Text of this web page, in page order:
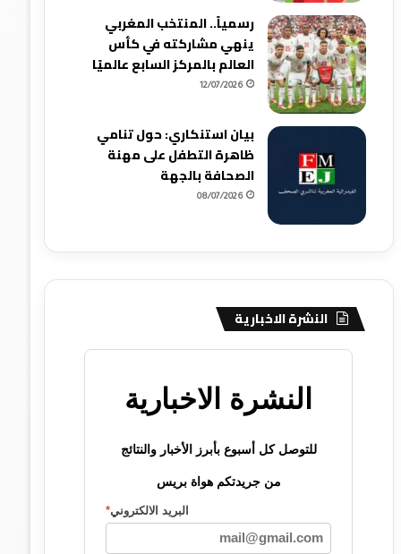
رسمياً.. المنتخب المغربي
ينهي مشاركته في كأس
العالم بالمركز السابع عالميًا
12/07/2026
بيان استنكاري: حول تنامي
ظاهرة التطفل على مهنة
الصحافة بالجهة
08/07/2026
النشرة الاخبارية
النشرة الاخبارية
للتوصل كل أسبوع بأبرز الأخبار والنتائج
من جريدتكم هواة بريس
البريد الالكتروني*